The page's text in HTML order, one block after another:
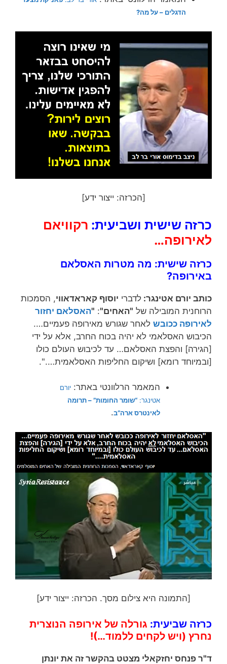
הדגלים – על מה?
[הכרזה: ייצור ידע]
כרזה שישית ושביעית: רקוויאם
לאירופה…
כרזה שישית: מה מטרות האסלאם
באירופה?
כותב יורם אטינגר: לדברי יוסוף קאראדאווי, הסמכות
הרוחנית המובילה של "האחים":
"האסלאם יחזור
לאירופה ככובש לאחר שגורש מאירופה פעמיים….
הכיבוש האסלאמי לא יהיה בכוח החרב, אלא על ידי
[הגירה] והפצת האסלאם… עד לכיבוש העולם כולו
[ובמיוחד רומא] ושיקום החליפות האסלאמית….".
המאמר הרלוונטי באתר: יורם
אטינגר: “שומר החומות” – תרומה
לאינטרס ארה”ב.
[התמונה היא צילום מסך. הכרזה: ייצור ידע]
כרזה שביעית: גורלה של אירופה הנוצרית
נחרץ (ויש לקחים ללמוד…)!
ד"ר פנחס יחזקאלי מצטט בהקשר זה את יונתן